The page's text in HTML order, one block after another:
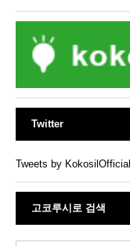
Twitter
Tweets by KokosilOfficial
고코루시로 검색